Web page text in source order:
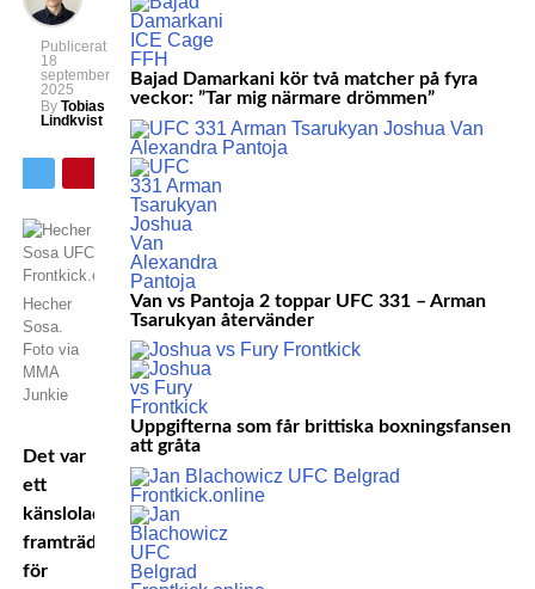
Publicerat
18
september
2025
By Tobias
Lindkvist
Hecher
Sosa.
Foto via
MMA
Junkie
Det var
ett
känsloladdat
framträdande
för
Bajad Damarkani kör två matcher på fyra
veckor: ”Tar mig närmare drömmen”
Van vs Pantoja 2 toppar UFC 331 – Arman
Tsarukyan återvänder
Uppgifterna som får brittiska boxningsfansen
att gråta